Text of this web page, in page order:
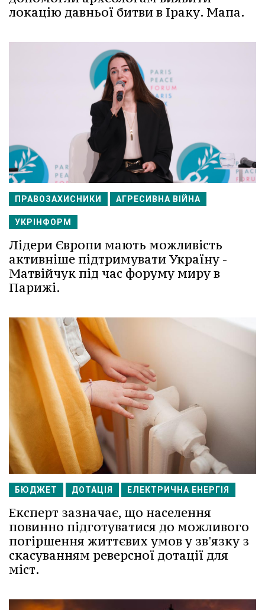
локацію давньої битви в Іраку. Мапа.
ПРАВОЗАХИСНИКИ АГРЕСИВНА ВІЙНА
УКРІНФОРМ
Лідери Європи мають можливість
активніше підтримувати Україну -
Матвійчук під час форуму миру в
Парижі.
БЮДЖЕТ ДОТАЦІЯ ЕЛЕКТРИЧНА ЕНЕРГІЯ
Експерт зазначає, що населення
повинно підготуватися до можливого
погіршення життєвих умов у зв'язку з
скасуванням реверсної дотації для
міст.